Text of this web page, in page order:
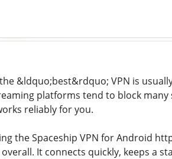
&ldquo;best&rdquo; VPN is
platforms tend to block
reliably for you.
the Spaceship VPN for Android
It connects quickly, keeps a